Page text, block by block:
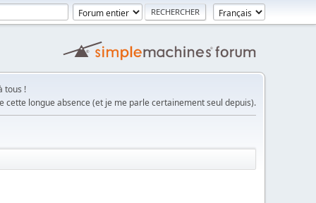
tous !
cette longue absence (et je me parle certainement seul depuis).